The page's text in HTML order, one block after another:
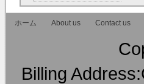
RMT
ホーム
About us Contact us
Billing